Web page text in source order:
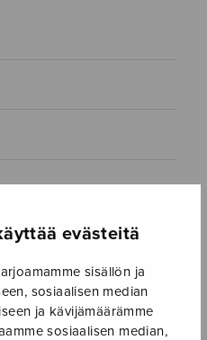
evästeitä
sisällön ja
sosiaalisen median
ja kävijämäärämme
sosiaalisen median,
Historiaa
›